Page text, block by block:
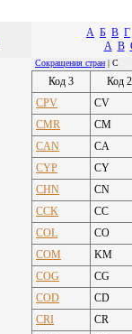
А Б В Г
A B
Сокращения стран | C
Код 3
Код 2
CPV
CV
CMR
CM
CAN
CA
CYP
CY
CHN
CN
CCK
CC
COL
CO
COM
KM
COG
CG
COD
CD
CRI
CR